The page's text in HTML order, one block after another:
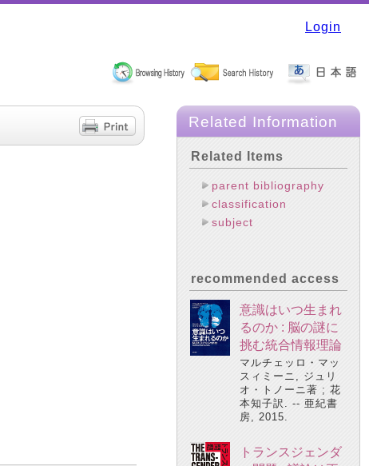
Login
Related Information
Related Items
parent bibliography
classification
subject
recommended access
意識はいつ生まれ
るのか : 脳の謎に
挑む統合情報理論
マルチェッロ・マッ
スィミーニ, ジュリ
オ・トノーニ著 ; 花
本知子訳. -- 亜紀書
房, 2015.
トランスジェンダ